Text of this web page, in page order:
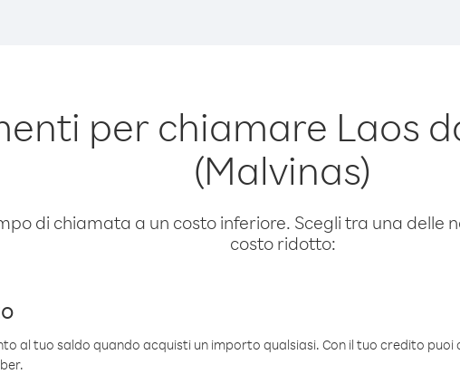
per chiamare Laos
(Malvinas)
di chiamata a un costo inferiore. Scegli tra una delle
costo ridotto:
al tuo saldo quando acquisti un importo qualsiasi. Con il tuo credito